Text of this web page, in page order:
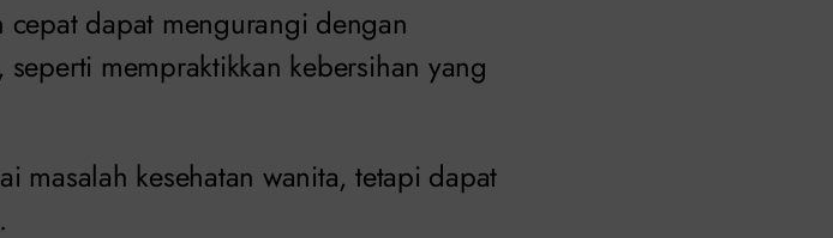
dapat mengurangi dengan
mempraktikkan kebersihan yang
masalah kesehatan wanita, tetapi dapat